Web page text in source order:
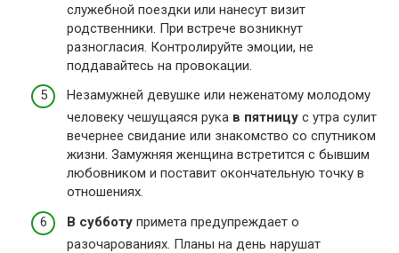
служебной поездки или нанесут визит
родственники. При встрече возникнут
разногласия. Контролируйте эмоции, не
поддавайтесь на провокации.
Незамужней девушке или неженатому молодому
человеку чешущаяся рука в пятницу с утра сулит
вечернее свидание или знакомство со спутником
жизни. Замужняя женщина встретится с бывшим
любовником и поставит окончательную точку в
отношениях.
В субботу примета предупреждает о
разочарованиях. Планы на день нарушат